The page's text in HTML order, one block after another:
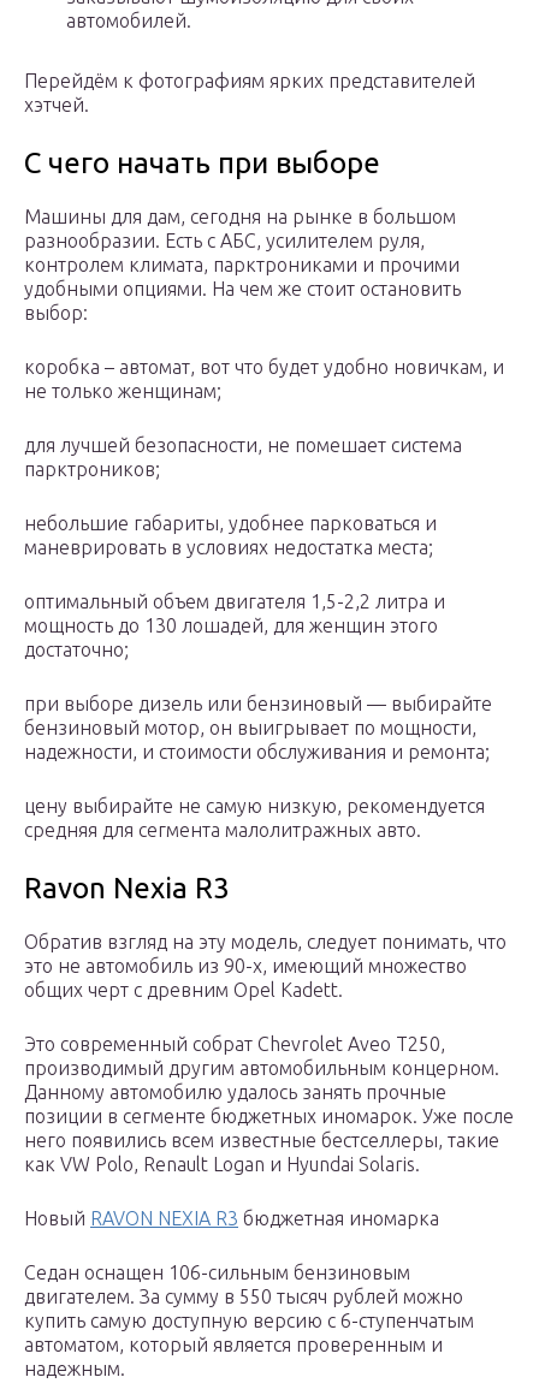
автомобилей.
Перейдём к фотографиям ярких представителей
хэтчей.
С чего начать при выборе
Машины для дам, сегодня на рынке в большом
разнообразии. Есть с АБС, усилителем руля,
контролем климата, парктрониками и прочими
удобными опциями. На чем же стоит остановить
выбор:
коробка – автомат, вот что будет удобно новичкам, и
не только женщинам;
для лучшей безопасности, не помешает система
парктроников;
небольшие габариты, удобнее парковаться и
маневрировать в условиях недостатка места;
оптимальный объем двигателя 1,5-2,2 литра и
мощность до 130 лошадей, для женщин этого
достаточно;
при выборе дизель или бензиновый — выбирайте
бензиновый мотор, он выигрывает по мощности,
надежности, и стоимости обслуживания и ремонта;
цену выбирайте не самую низкую, рекомендуется
средняя для сегмента малолитражных авто.
Ravon Nexia R3
Обратив взгляд на эту модель, следует понимать, что
это не автомобиль из 90-х, имеющий множество
общих черт с древним Opel Kadett.
Это современный собрат Chevrolet Aveo T250,
производимый другим автомобильным концерном.
Данному автомобилю удалось занять прочные
позиции в сегменте бюджетных иномарок. Уже после
него появились всем известные бестселлеры, такие
как VW Polo, Renault Logan и Hyundai Solaris.
Новый RAVON NEXIA R3 бюджетная иномарка
Седан оснащен 106-сильным бензиновым
двигателем. За сумму в 550 тысяч рублей можно
купить самую доступную версию с 6-ступенчатым
автоматом, который является проверенным и
надежным.